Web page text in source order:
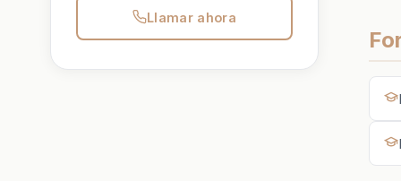
Llamar ahora